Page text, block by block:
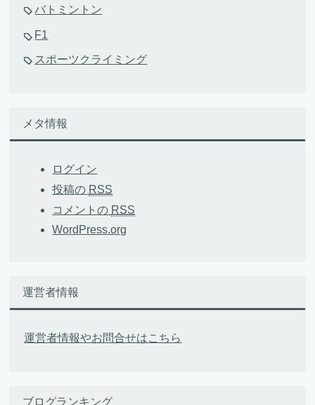
バトミントン
F1
スポーツクライミング
メタ情報
ログイン
投稿の RSS
コメントの RSS
WordPress.org
運営者情報
運営者情報やお問合せはこちら
ブログランキング